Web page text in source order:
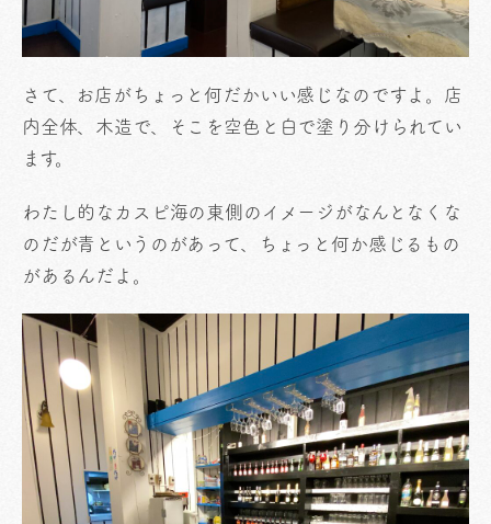
さて、お店がちょっと何だかいい感じなのですよ。店
内全体、木造で、そこを空色と白で塗り分けられてい
ます。
わたし的なカスピ海の東側のイメージがなんとなくな
のだが青というのがあって、ちょっと何か感じるもの
があるんだよ。